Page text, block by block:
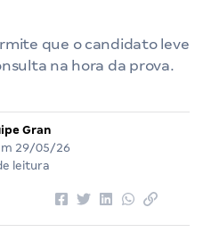
que o candidato leve
na hora da prova.
Gran
29/05/26
leitura